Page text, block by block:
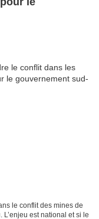
le conflit des mines de
est national et si le